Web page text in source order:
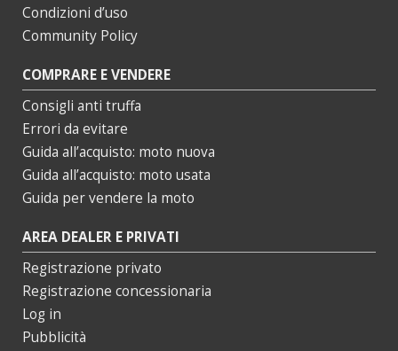
Condizioni d’uso
Community Policy
COMPRARE E VENDERE
Consigli anti truffa
Errori da evitare
Guida all’acquisto: moto nuova
Guida all’acquisto: moto usata
Guida per vendere la moto
AREA DEALER E PRIVATI
Registrazione privato
Registrazione concessionaria
Log in
Pubblicità